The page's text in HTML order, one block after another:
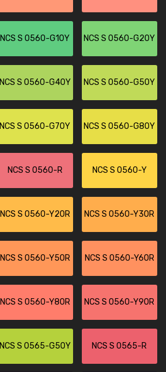
NCS S 0560-G10Y NCS S 0560-G20Y
NCS S 0560-G40Y NCS S 0560-G50Y
NCS S 0560-G70Y NCS S 0560-G80Y
NCS S 0560-R NCS S 0560-Y
NCS S 0560-Y20R NCS S 0560-Y30R
NCS S 0560-Y50R NCS S 0560-Y60R
NCS S 0560-Y80R NCS S 0560-Y90R
NCS S 0565-G50Y NCS S 0565-R